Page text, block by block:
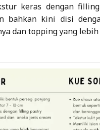
keras dengan
bahkan kini disi
dan topping yang